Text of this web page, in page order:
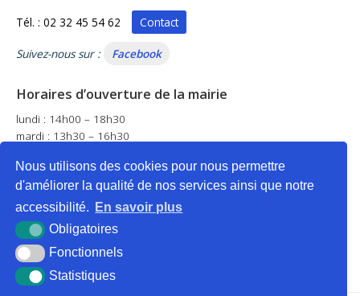
Nous utilisons des cookies pour nous permettre
d'améliorer la qualité de nos services ainsi que notre
accessibilité.
En savoir plus
Obligatoires
Fonctionnels
Statistiques
Tél. : 02 32 45 54 62 Contact
Suivez-nous sur : Facebook
Horaires d’ouverture de la mairie
lundi : 14h00 – 18h30
mardi : 13h30 – 16h30
jeudi : fermé
vendredi : 14h00 – 18h30
samedi : 9h00 – 12h00